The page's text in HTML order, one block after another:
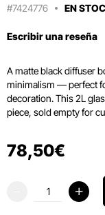
#7424776 EN
Escribir una reseña
A matte black diffuser
minimalism — perfect
decoration.This 2L
piece, sold empty for
78,50€